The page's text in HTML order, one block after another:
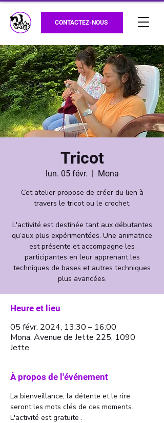
CONTACTEZ-NOUS
Tricot
lun. 05 févr.
  |
Mona
Cet atelier propose de créer du lien à
travers le tricot ou le crochet.
L'activité est destinée tant aux débutantes
qu’aux plus expérimentées. Une animatrice
est présente et accompagne les
participantes en leur apprenant les
techniques de bases et autres techniques
plus avancées.
Heure et lieu
05 févr. 2024, 13:30 – 16:00
Mona, Avenue de Jette 225, 1090
Jette
À propos de l'événement
La bienveillance, la détente et le rire
seront les mots clés de ces moments.
L'activité est gratuite .